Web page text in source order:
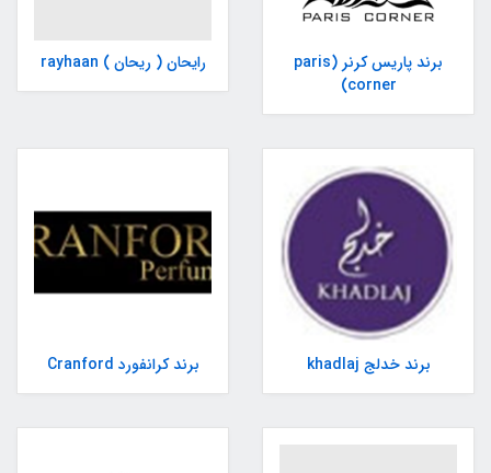
برند پاریس کرنر (paris
corner)
رایحان ( ریحان ) rayhaan
برند خدلج khadlaj برند کرانفورد Cranford